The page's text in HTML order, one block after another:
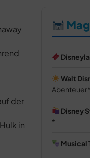
der
in
Walt
Abenteuer
Disney
Musical